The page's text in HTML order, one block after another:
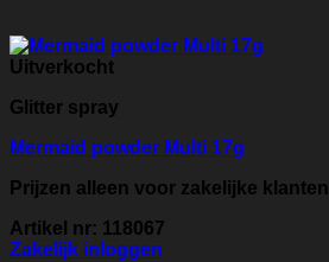
Uitverkocht
Glitter spray
Mermaid powder Multi 17g
Prijzen alleen voor zakelijke klanten
Artikel nr: 118067
Zakelijk inloggen